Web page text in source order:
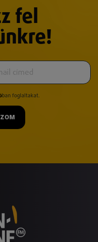
fel
ban foglaltakat.